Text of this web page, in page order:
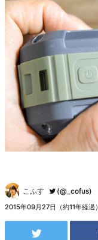
こふす (@_cofus)
2015年09月27日（約11年経過）